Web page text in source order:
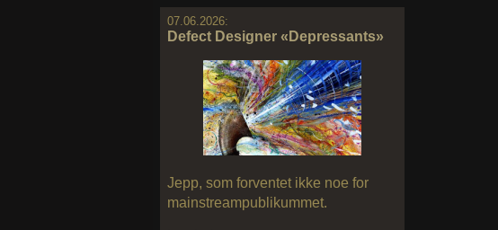
07.06.2026:
Defect Designer «Depressants»
Jepp, som forventet ikke noe for
mainstreampublikummet.